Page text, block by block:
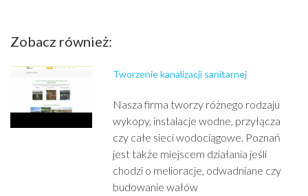
Zobacz również:
Tworzenie kanalizacji sanitarnej
Nasza firma tworzy różnego rodzaju
wykopy, instalacje wodne, przyłącza
czy całe sieci wodociągowe. Poznań
jest także miejscem działania jeśli
chodzi o melioracje, odwadniane czy
budowanie wałów